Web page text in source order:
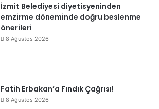
İzmit Belediyesi diyetisyeninden
emzirme döneminde doğru beslenme
önerileri
8 Ağustos 2026
Fatih Erbakan’a Fındık Çağrısı!
8 Ağustos 2026